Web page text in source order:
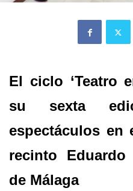
El ciclo ‘Teatro
su sexta
espectáculos en
recinto
de Málaga